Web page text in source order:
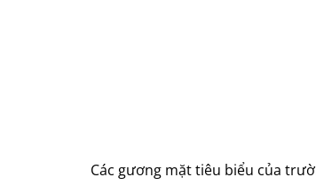
Các gương mặt tiêu biểu của